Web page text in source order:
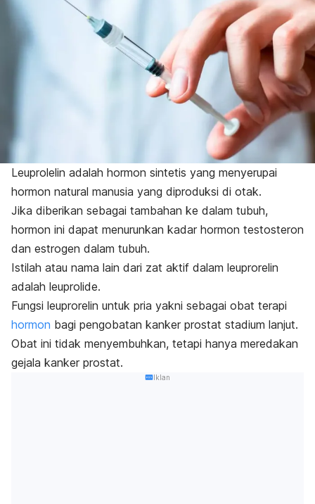
Leuprolelin adalah hormon sintetis yang menyerupai
hormon natural manusia yang diproduksi di otak.
Jika diberikan sebagai tambahan ke dalam tubuh,
hormon ini dapat menurunkan kadar hormon testosteron
dan estrogen dalam tubuh.
Istilah atau nama lain dari zat aktif dalam leuprorelin
adalah leuprolide.
Fungsi leuprorelin untuk pria yakni sebagai obat terapi
hormon bagi pengobatan kanker prostat stadium lanjut.
Obat ini tidak menyembuhkan, tetapi hanya meredakan
gejala kanker prostat.
Iklan